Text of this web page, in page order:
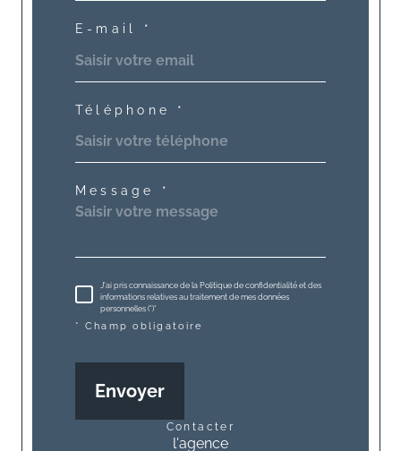
E-mail *
Téléphone *
Message *
J'ai pris connaissance de la Politique de confidentialité et des
informations relatives au traitement de mes données
personnelles (*)*
* Champ obligatoire
Envoyer
contacter
l'agence